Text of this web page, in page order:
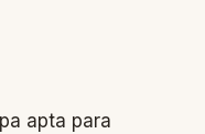
apta para